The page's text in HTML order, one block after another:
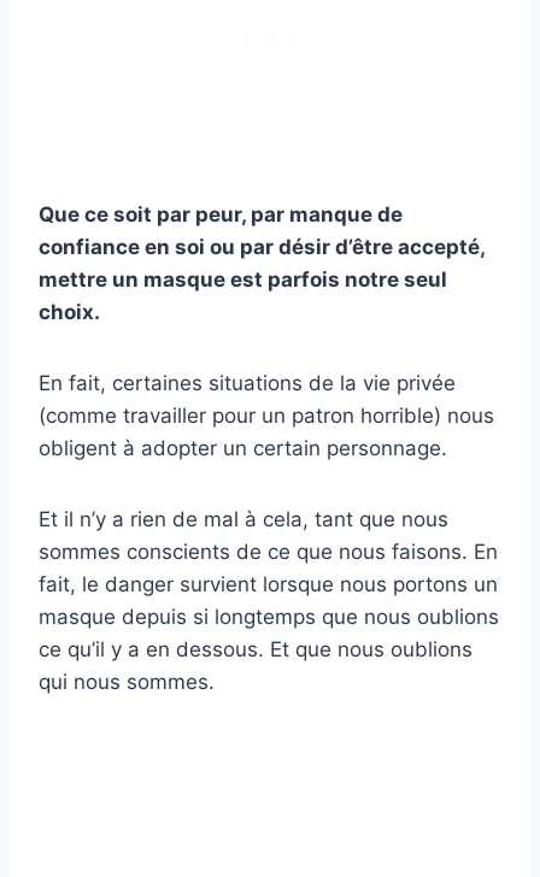
Que ce soit par peur, par manque de
confiance en soi ou par désir d’être accepté,
mettre un masque est parfois notre seul
choix.
En fait, certaines situations de la vie privée
(comme travailler pour un patron horrible) nous
obligent à adopter un certain personnage.
Et il n’y a rien de mal à cela, tant que nous
sommes conscients de ce que nous faisons. En
fait, le danger survient lorsque nous portons un
masque depuis si longtemps que nous oublions
ce qu’il y a en dessous. Et que nous oublions
qui nous sommes.